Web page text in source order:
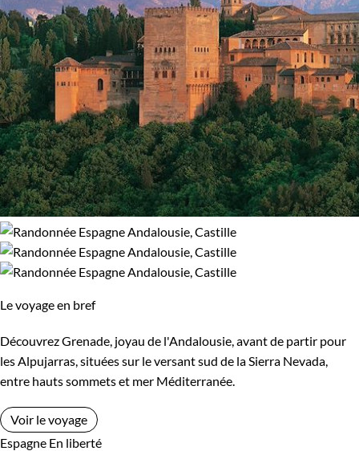
Itinérance
Itinérant Semi-itinérant
En étoile
Environnement
Bord de mer et îles Montagne
Patrimoine et Nature
Le voyage en bref
Découvrez Grenade, joyau de l'Andalousie, avant de partir pour
les Alpujarras, situées sur le versant sud de la Sierra Nevada,
entre hauts sommets et mer Méditerranée.
Voir le voyage
Espagne En liberté